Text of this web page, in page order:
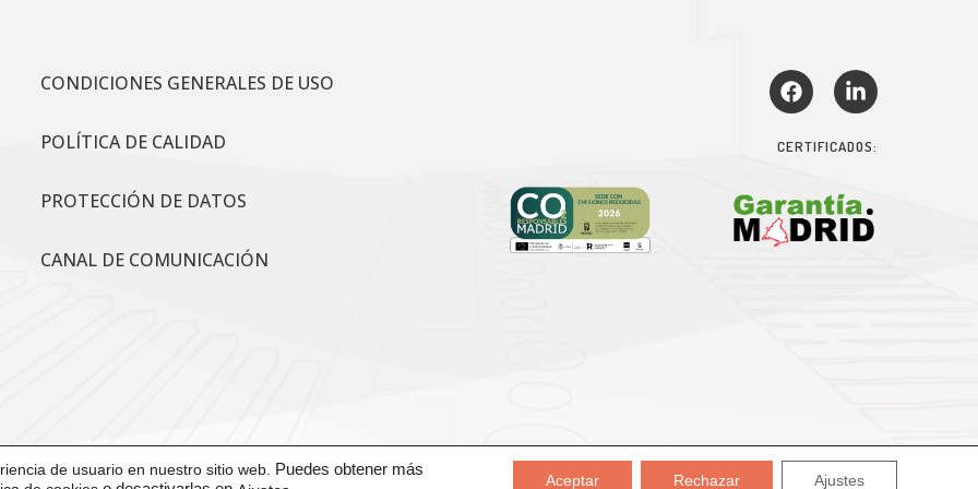
CONDICIONES GENERALES DE USO
POLÍTICA DE CALIDAD
PROTECCIÓN DE DATOS
CANAL DE COMUNICACIÓN
CERTIFICADOS:
de usuario en nuestro sitio web. Puedes obtener más
Aceptar Rechazar Ajustes